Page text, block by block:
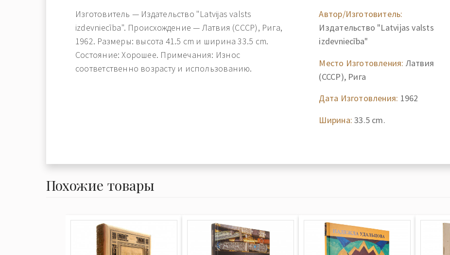
Изготовитель — Издательство "Latvijas valsts
izdevniecība". Происхождение — Латвия (СССР), Рига,
1962. Размеры: высота 41.5 cm и ширина 33.5 cm.
Состояние: Хорошее. Примечания: Износ
соответственно возрасту и использованию.
Автор/Изготовитель:
Издательство "Latvijas valsts
izdevniecība"
Место Изготовления: Латвия
(СССР), Рига
Дата Изготовления: 1962
Ширина: 33.5 cm.
Похожие товары